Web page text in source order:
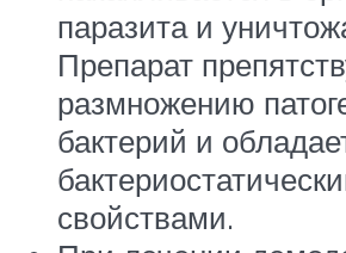
паразита и
Препарат
размножению
бактерий и
свойствами.